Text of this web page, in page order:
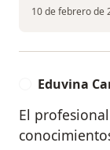
10 de febrero de
Eduvina
El